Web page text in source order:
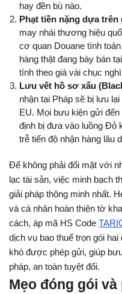
hay đền bù nào.
Phạt tiền nặng dựa
may nhái thương hiệu
cơ quan Douane tính
hàng thật đang bày bán
tính theo giá vài chục
Lưu vết hồ sơ xấu
nhận tại Pháp sẽ bị lưu
EU. Mọi bưu kiện gửi
định bị đưa vào luồng Đỏ
trễ tiến độ nhận hàng lâu
Để không phải đối mặt với
lạc tài sản, việc minh bạch
giải pháp thông minh nhất.
và cá nhân hoàn thiện tờ
cách, áp mã HS Code
dịch vụ bao thuế trọn gói
khó được phép gửi, giúp
pháp, an toàn tuyệt đối.
Mẹo đóng gói